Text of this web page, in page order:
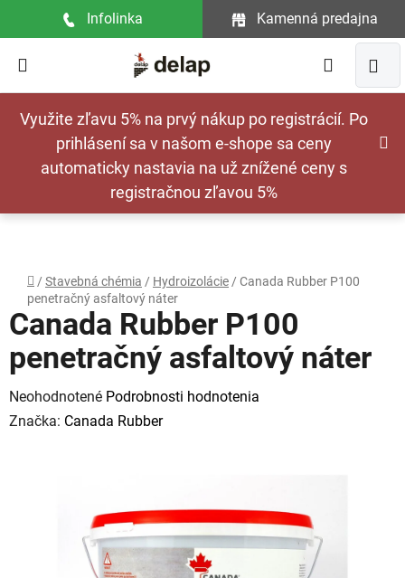
Využite zľavu 5% na prvý nákup po registrácií. Po
prihlásení sa v našom e-shope sa ceny
automaticky nastavia na už znížené ceny s
registračnou zľavou 5%
Infolinka Kamenná predajna
Hľadať
Domov
/ Stavebná chémia / Hydroizolácie / Canada Rubber P100
penetračný asfaltový náter
Canada Rubber P100
penetračný asfaltový náter
Priemerné
hodnotenie
Neohodnotené Podrobnosti hodnotenia
Značka: Canada Rubber